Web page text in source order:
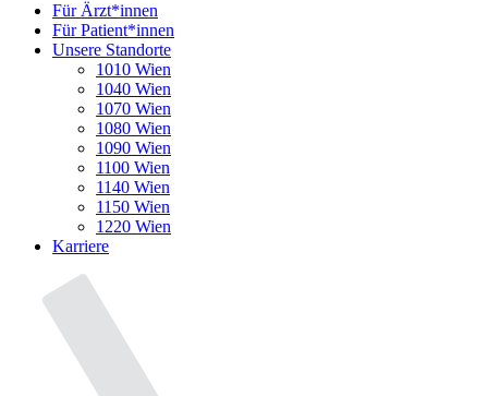
Für Ärzt*innen
Für Patient*innen
Unsere Standorte
1010 Wien
1040 Wien
1070 Wien
1080 Wien
1090 Wien
1100 Wien
1140 Wien
1150 Wien
1220 Wien
Karriere